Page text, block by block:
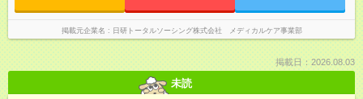
掲載元企業名 日研トータルソーシング株式会社 メディカルケア事業部
掲載日：2026.08.03
未読